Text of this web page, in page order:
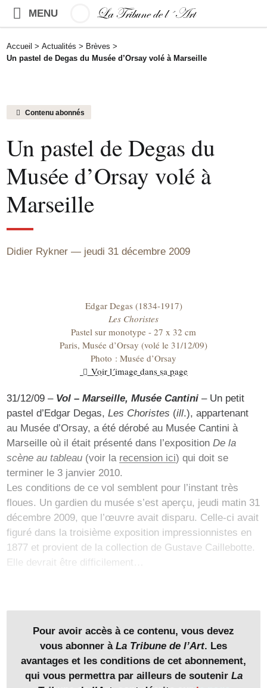
MENU
Accueil > Actualités > Brèves >
Un pastel de Degas du Musée d’Orsay volé à Marseille
Contenu abonnés
Un pastel de Degas du
Musée d’Orsay volé à
Marseille
Didier Rykner jeudi 31 décembre 2009
Edgar Degas (1834-1917)
Les Choristes
Pastel sur monotype - 27 x 32 cm
Paris, Musée d’Orsay (volé le 31/12/09)
Photo : Musée d’Orsay
Voir l´image dans sa page
31/12/09 – Vol – Marseille, Musée Cantini – Un petit
pastel d’Edgar Degas,Les Choristes (ill.), appartenant
au Musée d’Orsay, a été dérobé au Musée Cantini à
Marseille où il était présenté dans l’expositionDe la
scène au tableau (voir la recension ici) qui doit se
terminer le 3 janvier 2010.
Les conditions de ce vol semblent pour l’instant très
floues. Un gardien du musée s’est aperçu, jeudi matin 31
décembre 2009, que l’œuvre avait disparu. Celle-ci avait
figuré dans la troisième exposition impressionnistes en
1877 et provient de la collection de Gustave Caillebotte.
Elle devrait être difficilement…
Pour avoir accès à ce contenu, vous devez
vous abonner à La Tribune de l’Art. Les
avantages et les conditions de cet abonnement,
qui vous permettra par ailleurs de soutenir La